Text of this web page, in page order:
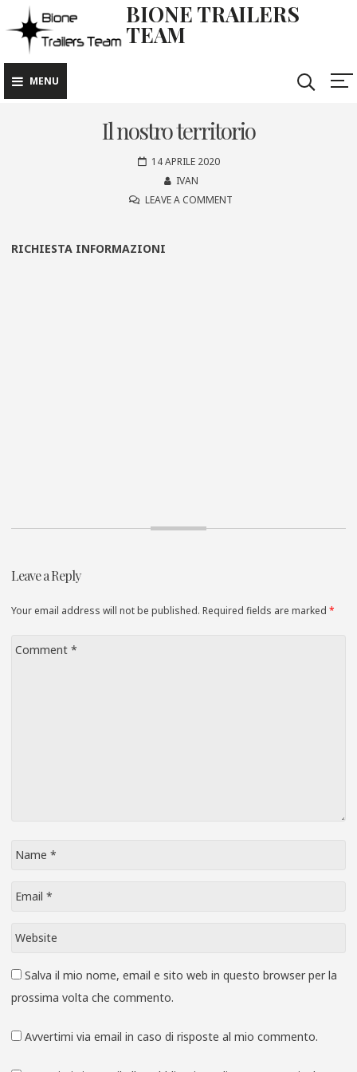
BIONE TRAILERS
TEAM
MENU
Il nostro territorio
14 APRILE 2020
IVAN
LEAVE A COMMENT
RICHIESTA INFORMAZIONI
Leave a Reply
Your email address will not be published. Required fields are marked *
Salva il mio nome, email e sito web in questo browser per la
prossima volta che commento.
Avvertimi via email in caso di risposte al mio commento.